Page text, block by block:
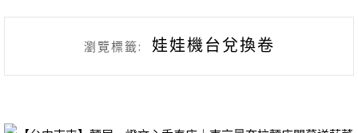
瀏覽標籤: 娃娃機台兌換卷